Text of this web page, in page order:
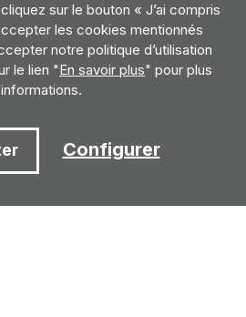
sur le bouton « J’ai compris
les cookies mentionnés
notre politique d’utilisation
le lien "En savoir plus" pour plus
Configurer